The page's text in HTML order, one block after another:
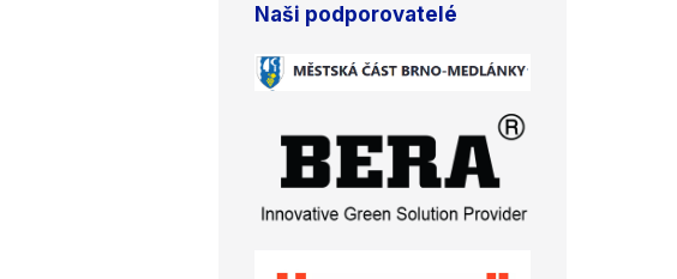
Naši podporovatelé